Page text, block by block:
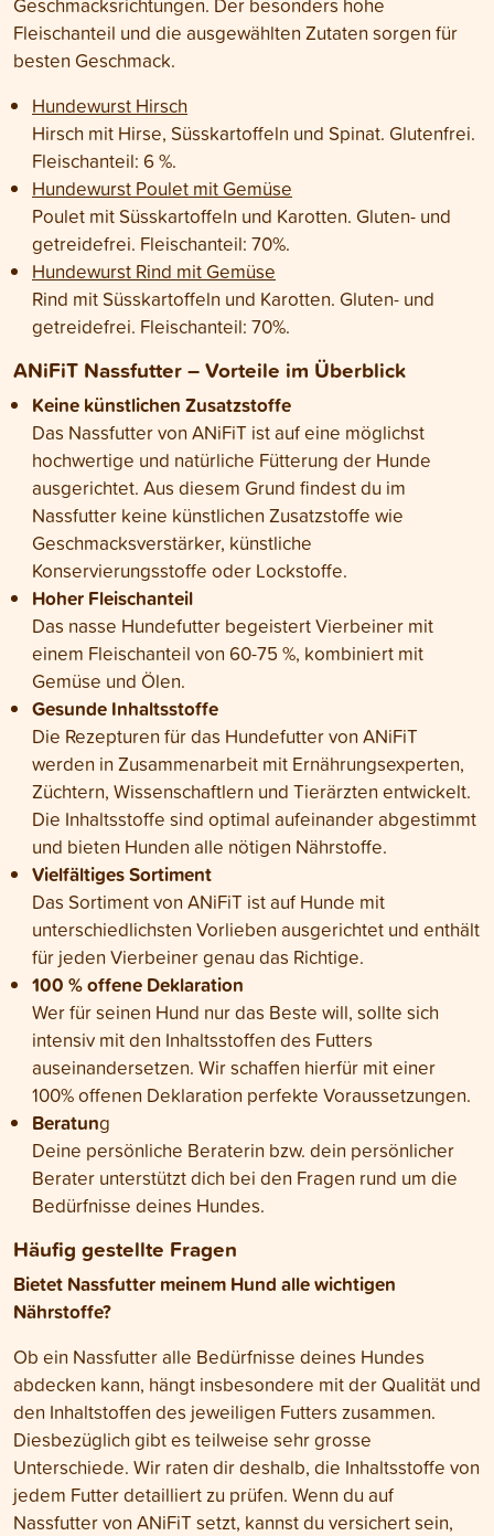
Fleischanteil und die ausgewählten Zutaten sorgen für
besten Geschmack.
Hundewurst Hirsch
Hirsch mit Hirse, Süsskartoffeln und Spinat. Glutenfrei.
Fleischanteil: 6 %.
Hundewurst Poulet mit Gemüse
Poulet mit Süsskartoffeln und Karotten. Gluten- und
getreidefrei. Fleischanteil: 70%.
Hundewurst Rind mit Gemüse
Rind mit Süsskartoffeln und Karotten. Gluten- und
getreidefrei. Fleischanteil: 70%.
ANiFiT Nassfutter – Vorteile im Überblick
Keine künstlichen Zusatzstoffe
Das Nassfutter von ANiFiT ist auf eine möglichst
hochwertige und natürliche Fütterung der Hunde
ausgerichtet. Aus diesem Grund findest du im
Nassfutter keine künstlichen Zusatzstoffe wie
Geschmacksverstärker, künstliche
Konservierungsstoffe oder Lockstoffe.
Hoher Fleischanteil
Das nasse Hundefutter begeistert Vierbeiner mit
einem Fleischanteil von 60-75 %, kombiniert mit
Gemüse und Ölen.
Gesunde Inhaltsstoffe
Die Rezepturen für das Hundefutter von ANiFiT
werden in Zusammenarbeit mit Ernährungsexperten,
Züchtern, Wissenschaftlern und Tierärzten entwickelt.
Die Inhaltsstoffe sind optimal aufeinander abgestimmt
und bieten Hunden alle nötigen Nährstoffe.
Vielfältiges Sortiment
Das Sortiment von ANiFiT ist auf Hunde mit
unterschiedlichsten Vorlieben ausgerichtet und enthält
für jeden Vierbeiner genau das Richtige.
100 % offene Deklaration
Wer für seinen Hund nur das Beste will, sollte sich
intensiv mit den Inhaltsstoffen des Futters
auseinandersetzen. Wir schaffen hierfür mit einer
100% offenen Deklaration perfekte Voraussetzungen.
Beratung
Deine persönliche Beraterin bzw. dein persönlicher
Berater unterstützt dich bei den Fragen rund um die
Bedürfnisse deines Hundes.
Häufig gestellte Fragen
Bietet Nassfutter meinem Hund alle wichtigen
Nährstoffe?
Ob ein Nassfutter alle Bedürfnisse deines Hundes
abdecken kann, hängt insbesondere mit der Qualität und
den Inhaltstoffen des jeweiligen Futters zusammen.
Diesbezüglich gibt es teilweise sehr grosse
Unterschiede. Wir raten dir deshalb, die Inhaltsstoffe von
jedem Futter detailliert zu prüfen. Wenn du auf
Nassfutter von ANiFiT setzt, kannst du versichert sein,